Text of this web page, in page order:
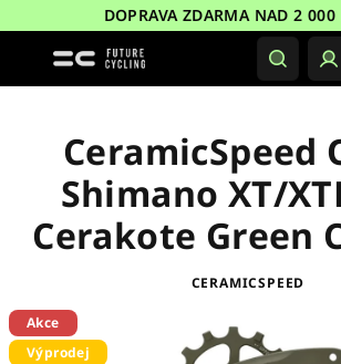
na
DOPRAVA ZDARMA NAD 2 000
Hledat
CeramicSpeed
Shimano XT/
Cerakote Green
CERAMICSPEED
Akce
Výprodej